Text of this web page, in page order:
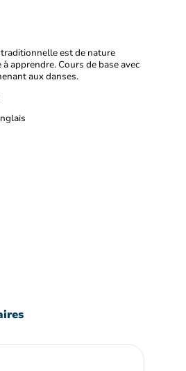
est de nature
apprendre. Cours de base avec
aux danses.